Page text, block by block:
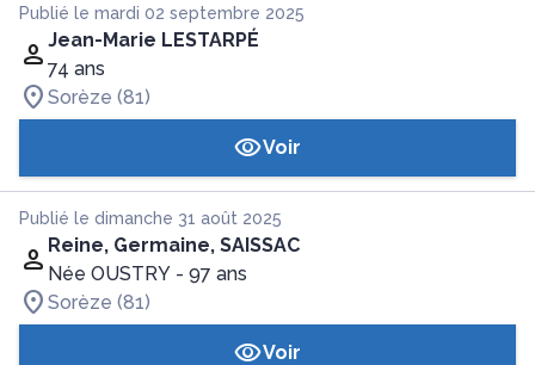
Publié le mardi 02 septembre 2025
Jean-Marie LESTARPÉ
74 ans
Sorèze (81)
Voir
Publié le dimanche 31 août 2025
Reine, Germaine, SAISSAC
Née OUSTRY - 97 ans
Sorèze (81)
Voir